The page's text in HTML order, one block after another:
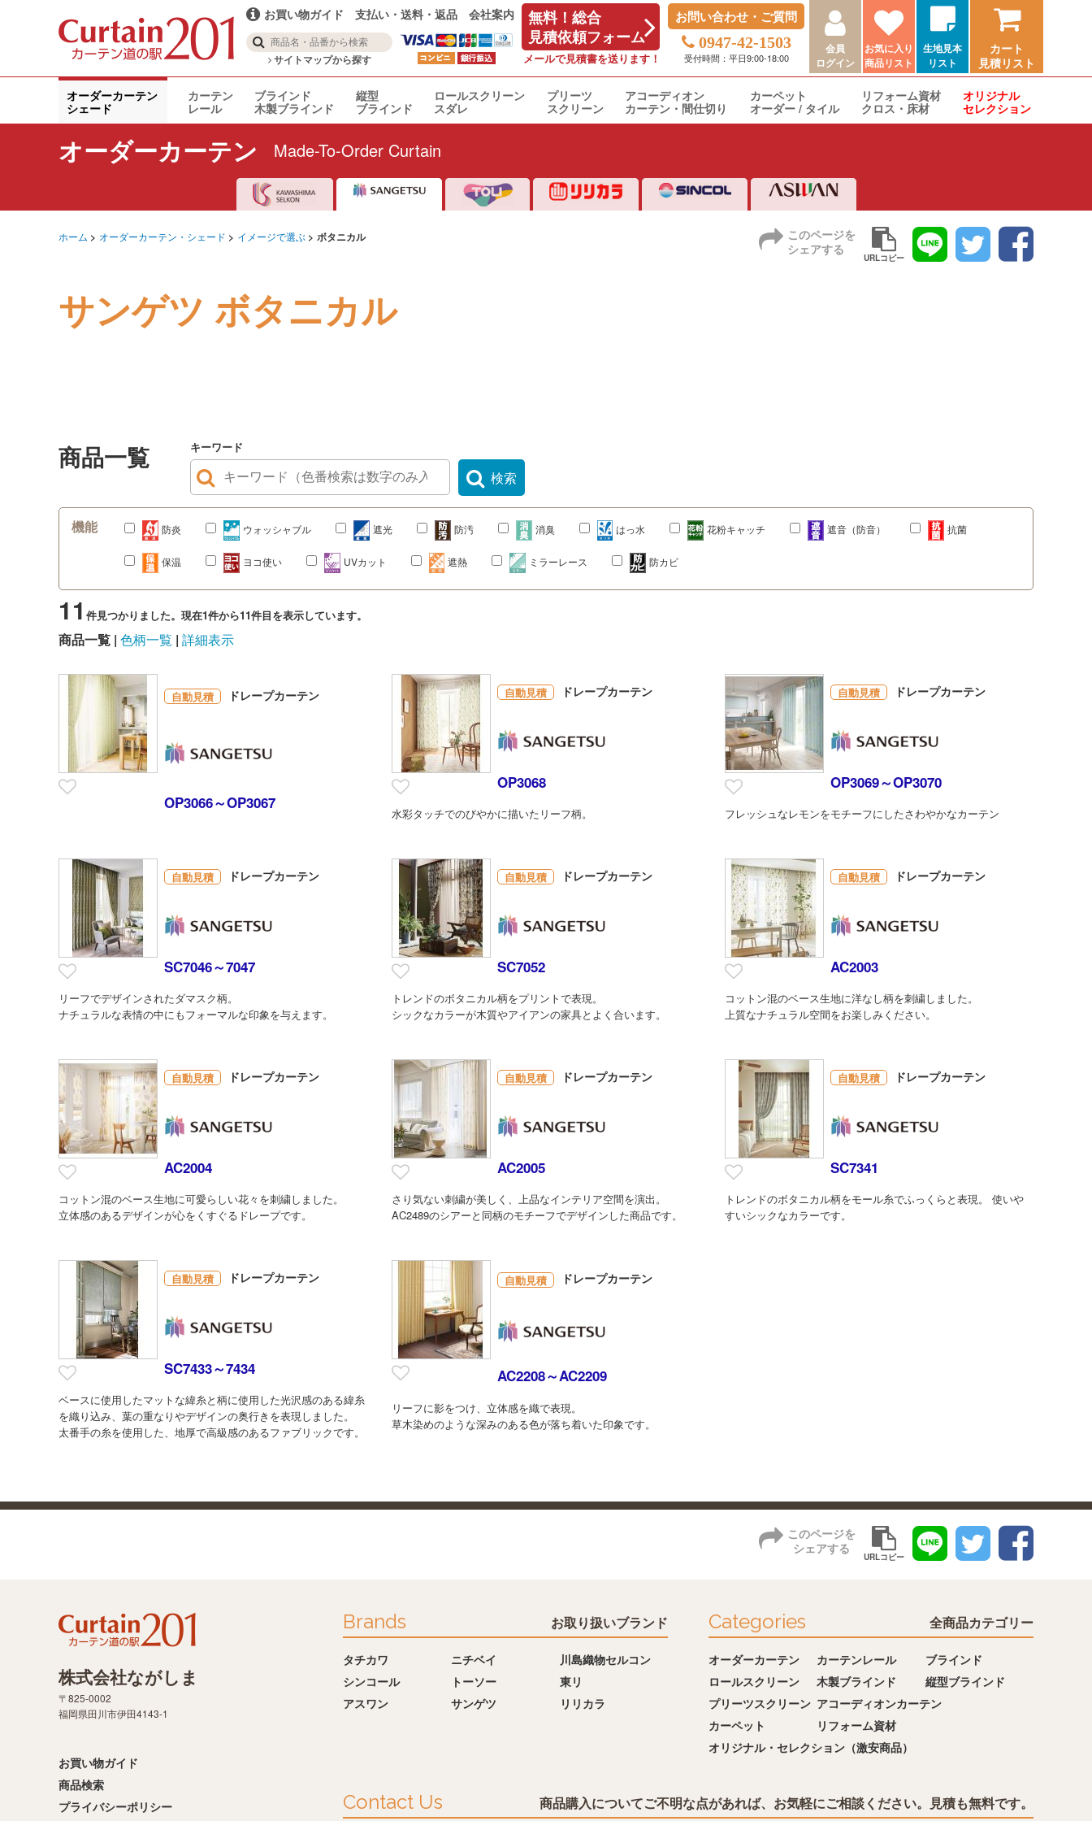
お買い物ガイド 支払い・送料・返品 会社案内
サイトマップから探す
無料！総合
見積依頼フォーム
メールで見積書を送ります！
お問い合わせ・ご質問
0947-42-1503
受付時間：平日9:00-18:00
会員
ログイン
お気に入り
商品リスト
生地見本
リスト
カート
見積リスト
オーダーカーテン
シェード
カーテン
レール
ブラインド
木製ブラインド
縦型
ブラインド
ロールスクリーン
スダレ
プリーツ
スクリーン
アコーディオン
カーテン・間仕切り
カーペット
オーダー / タイル
リフォーム資材
クロス・床材
オリジナル
セレクション
オーダーカーテン Made-To-Order Curtain
ホーム オーダーカーテン・シェード イメージで選ぶ ボタニカル
このページを
シェアする
URLコピー
サンゲツ ボタニカル
商品一覧 キーワード
検索
機能 防炎 ウォッシャブル 遮光 防汚 消臭 はっ水 花粉キャッチ 遮音（防音） 抗菌
保温 ヨコ使い UVカット 遮熱 ミラーレース 防カビ
11 件見つかりました。現在1件から11件目を表示しています。
商品一覧 色柄一覧 詳細表示
自動見積 ドレープカーテン
OP3066～OP3067
自動見積 ドレープカーテン
OP3068
水彩タッチでのびやかに描いたリーフ柄。
自動見積 ドレープカーテン
OP3069～OP3070
フレッシュなレモンをモチーフにしたさわやかなカーテン
自動見積 ドレープカーテン
SC7046～7047
リーフでデザインされたダマスク柄。
ナチュラルな表情の中にもフォーマルな印象を与えます。
自動見積 ドレープカーテン
SC7052
トレンドのボタニカル柄をプリントで表現。
シックなカラーが木質やアイアンの家具とよく合います。
自動見積 ドレープカーテン
AC2003
コットン混のベース生地に洋なし柄を刺繍しました。
上質なナチュラル空間をお楽しみください。
自動見積 ドレープカーテン
AC2004
コットン混のベース生地に可愛らしい花々を刺繍しました。
立体感のあるデザインが心をくすぐるドレープです。
自動見積 ドレープカーテン
AC2005
さり気ない刺繍が美しく、上品なインテリア空間を演出。
AC2489のシアーと同柄のモチーフでデザインした商品です。
自動見積 ドレープカーテン
SC7341
トレンドのボタニカル柄をモール糸でふっくらと表現。 使いや
すいシックなカラーです。
自動見積 ドレープカーテン
SC7433～7434
ベースに使用したマットな緯糸と柄に使用した光沢感のある緯糸
を織り込み、葉の重なりやデザインの奥行きを表現しました。
太番手の糸を使用した、地厚で高級感のあるファブリックです。
自動見積 ドレープカーテン
AC2208～AC2209
リーフに影をつけ、立体感を織で表現。
草木染めのような深みのある色が落ち着いた印象です。
このページを
シェアする
URLコピー
Brands お取り扱いブランド
タチカワ ニチベイ
川島織物セルコン
シンコール
トーソー
東リ
アスワン
サンゲツ リリカラ
Categories 全商品カテゴリー
オーダーカーテン カーテンレール
ブラインド
ロールスクリーン
木製ブラインド
縦型ブラインド
プリーツスクリーン アコーディオンカーテン
カーペット
リフォーム資材
オリジナル・セレクション（激安商品）
Contact Us 商品購入についてご不明な点があれば、お気軽にご相談ください。見積も無料です。
株式会社ながしま
〒825-0002
福岡県田川市伊田4143-1
お買い物ガイド
商品検索
プライバシーポリシー